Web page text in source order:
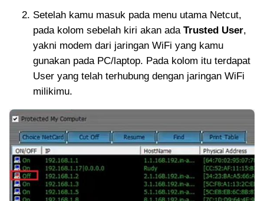
Setelah kamu masuk pada menu utama Netcut,
pada kolom sebelah kiri akan ada Trusted User,
yakni modem dari jaringan WiFi yang kamu
gunakan pada PC/laptop. Pada kolom itu terdapat
User yang telah terhubung dengan jaringan WiFi
milikimu.